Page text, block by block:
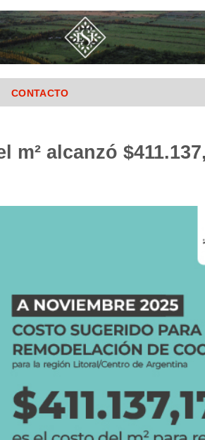
CONTACTO
m² alcanzó